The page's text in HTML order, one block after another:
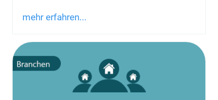
mehr erfahren...